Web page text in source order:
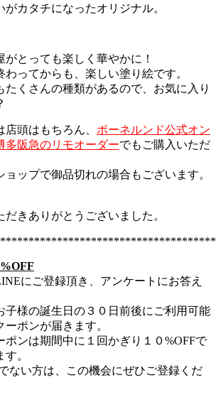
カタチになったオリジナル。
とっても楽しく華やかに！
ってからも、楽しい塗り絵です。
たくさんの種類があるので、お気に入り
頭はもちろん、 ボーネルンド公式オン
多阪急のリモオーダーでもご購入いただ
ップで御品切れの場合もございます。
きありがとうございました。
にご登録頂き、アンケートにお答え
子様の誕生日の３０日前後にご利用可能
ポンが届きます。
ポンは期間中に１回かぎり１０%OFFで
。
ない方は、この機会にぜひご登録くだ